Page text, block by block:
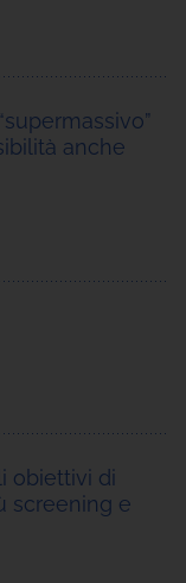
anche
obiettivi di
screening e